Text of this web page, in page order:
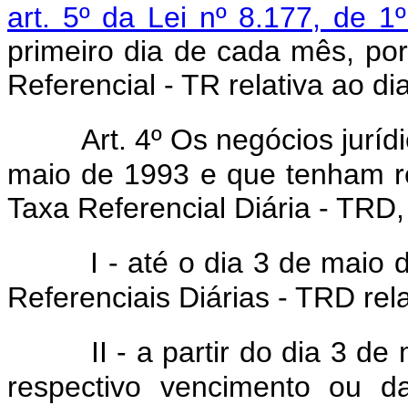
art. 5º da Lei nº 8.177, de
primeiro dia de cada mês,
Referencial - TR relativa ao
Art. 4º Os negócios
maio de 1993 e que tenham
Taxa Referencial Diária -
I - até o dia 3 de maio
Referenciais Diárias - TRD
II - a partir do dia 3 de
respectivo vencimento ou